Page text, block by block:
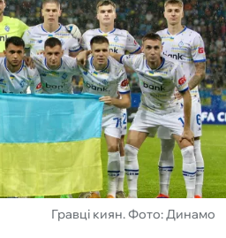
Гравці киян. Фото: Динамо